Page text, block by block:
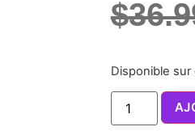
$
Disponible sur